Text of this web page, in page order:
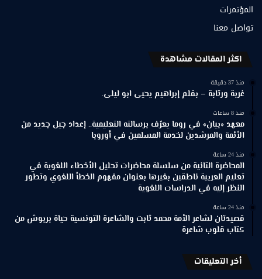
المؤتمرات
تواصل معنا
اكثر المقالات مشاهدة
منذ 37 دقيقة
غربة ورتابة – بقلم إبراهيم يحيى ابو ليلى.
منذ 8 ساعات
معهد «بيان» في روما يعرّف برسالته التعليمية.. إعداد جيل جديد من
الأئمة والمرشدين لخدمة المسلمين في أوروبا
منذ 24 ساعة
المحاضرة الثانية من سلسلة محاضرات تحليل الأخطاء اللغوية في
تعليم العربية ناطقين بغيرها بعنوان مفهوم الخطأ اللغوي وتطور
النظر إليه في الدراسات اللغوية
منذ 24 ساعة
قصيدتان لشاعر الأمة محمد ثابت والشاعرة التونسية حياة بربوش من
كتاب قلوب شاعرة
أخر التعليقات